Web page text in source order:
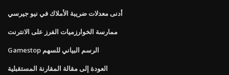
أدنى معدلات ضريبة الأملاك في نيو جيرسي
ممارسة الخوارزميات الفرز على الانترنت
Gamestop الرسم البياني للسهم
العودة إلى مقالة المقارنة المستقبلية